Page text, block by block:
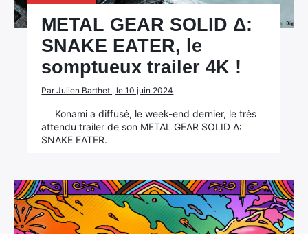
METAL GEAR SOLID Δ:
SNAKE EATER, le
somptueux trailer 4K !
Par Julien Barthet , le 10 juin 2024
Konami a diffusé, le week-end dernier, le très
attendu trailer de son METAL GEAR SOLID Δ:
SNAKE EATER.